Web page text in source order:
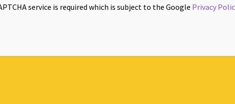
service is required which is subject to the Google Privacy